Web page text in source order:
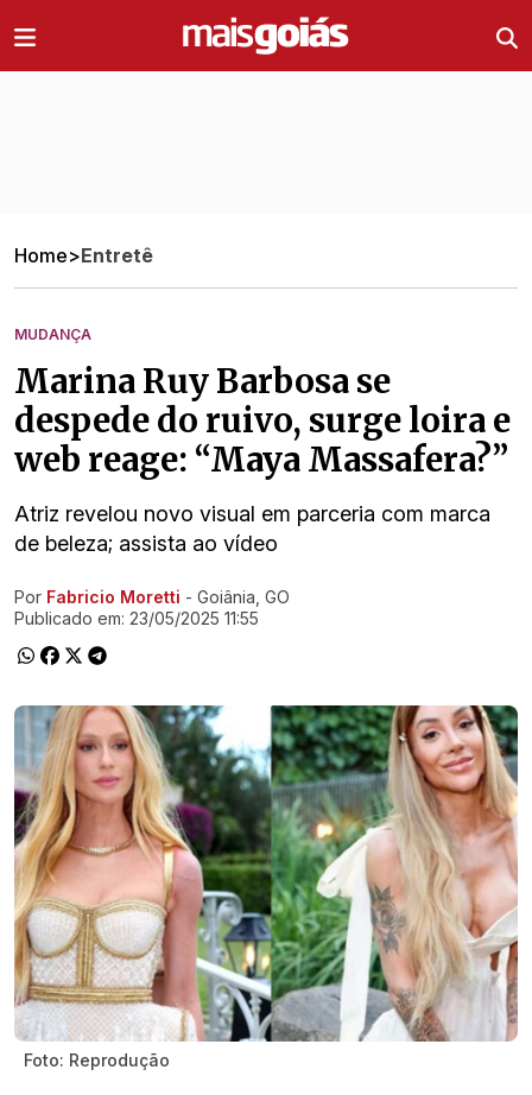
Home>Entretê
MUDANÇA
Marina Ruy Barbosa se
despede do ruivo, surge loira e
web reage: “Maya Massafera?”
Atriz revelou novo visual em parceria com marca
de beleza; assista ao vídeo
Ir direto pra matéria
Por Fabricio Moretti - Goiânia, GO
Publicado em: 23/05/2025 11:55
Foto: Reprodução